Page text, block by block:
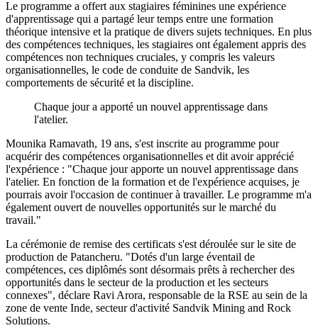
Le programme a offert aux stagiaires féminines une expérience
d'apprentissage qui a partagé leur temps entre une formation
théorique intensive et la pratique de divers sujets techniques. En plus
des compétences techniques, les stagiaires ont également appris des
compétences non techniques cruciales, y compris les valeurs
organisationnelles, le code de conduite de Sandvik, les
comportements de sécurité et la discipline.
Chaque jour a apporté un nouvel apprentissage dans
l'atelier.
Mounika Ramavath, 19 ans, s'est inscrite au programme pour
acquérir des compétences organisationnelles et dit avoir apprécié
l'expérience : "Chaque jour apporte un nouvel apprentissage dans
l'atelier. En fonction de la formation et de l'expérience acquises, je
pourrais avoir l'occasion de continuer à travailler. Le programme m'a
également ouvert de nouvelles opportunités sur le marché du
travail."
La cérémonie de remise des certificats s'est déroulée sur le site de
production de Patancheru. "Dotés d'un large éventail de
compétences, ces diplômés sont désormais prêts à rechercher des
opportunités dans le secteur de la production et les secteurs
connexes", déclare Ravi Arora, responsable de la RSE au sein de la
zone de vente Inde, secteur d'activité Sandvik Mining and Rock
Solutions.